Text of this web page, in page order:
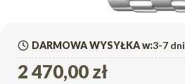
DARMOWA WYSYŁKA w:3-7 dni
2 470,00 zł